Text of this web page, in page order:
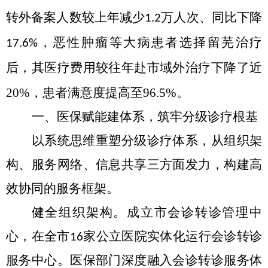
转外备案人数较上年减少1.2万人次、 同比下降
17.6% ， 恶性肿瘤等大病患者选择留芜治疗
后，其医疗费用较往年赴市域外治疗下降了近
20% ，患者满意度提高至96.5%。
一、医保赋能建体系，筑牢分级诊疗根基
以系统思维重塑分级诊疗体系，从组织架
构、 服务 网络、信息共享三方面发力，构建高
效协同的服务框架。
健全组织架构。 成立市会诊转诊管理中
心，在全市16家公立医院实体化运行会诊转诊
服务中心。 医保部门深度融入会诊转诊服务体